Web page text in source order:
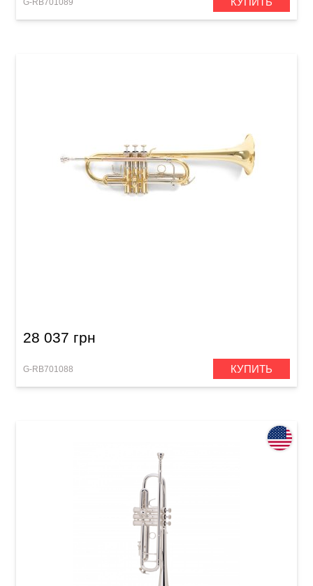
G-RB701089
28 037 грн
G-RB701088 КУПИТЬ